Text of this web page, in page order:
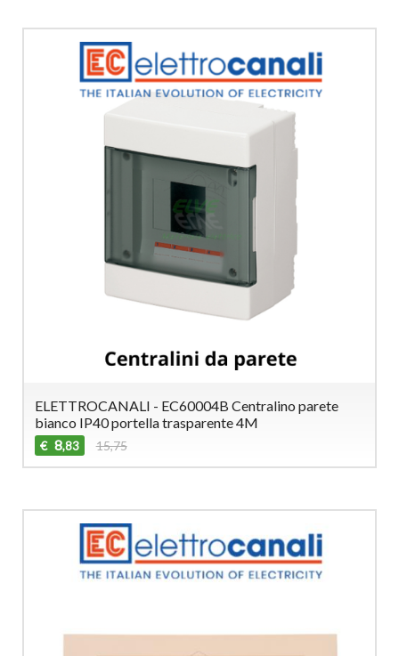
ELETTROCANALI - EC60004B Centralino parete
bianco IP40 portella trasparente 4M
€ 8,83 15,75